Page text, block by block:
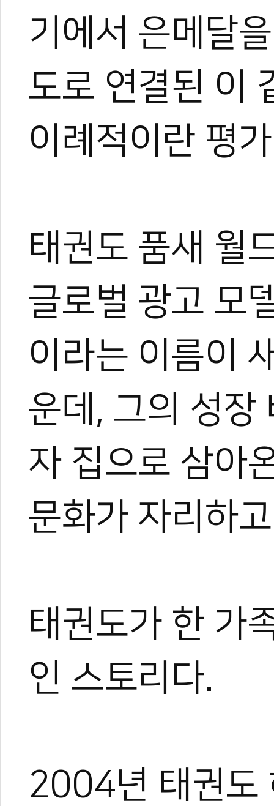
기에서 은메달
도로 연결된 이
이례적이란 평
태권도 품새 월
글로벌 광고 모
이라는 이름이
운데, 그의 성장
자 집으로 삼아
문화가 자리하
태권도가 한 가
인 스토리다.
2004년 태권도
‘이변’에 ‘돌풍’